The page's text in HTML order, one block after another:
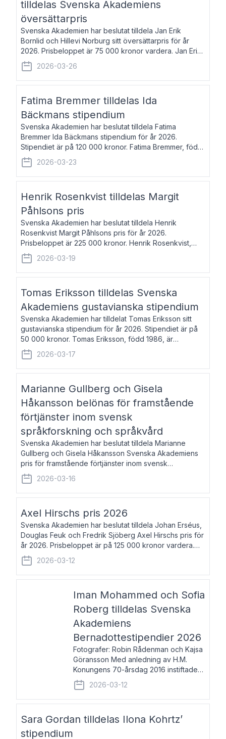
tilldelas Svenska Akademiens
översättarpris
Svenska Akademien har beslutat tilldela Jan Erik
Bornlid och Hillevi Norburg sitt översättarpris för år
2026. Prisbeloppet är 75 000 kronor vardera. Jan Erik
Bornlid, född 1947, är översättare från tyska. Han är
främst känd för sina översät
2026-03-26
Fatima Bremmer tilldelas Ida
Bäckmans stipendium
Svenska Akademien har beslutat tilldela Fatima
Bremmer Ida Bäckmans stipendium för år 2026.
Stipendiet är på 120 000 kronor. Fatima Bremmer, född
1977, är journalist och författare. Hon utkom i fjol med
boken Ligan. Klarakvarterens blodsyst
2026-03-23
Henrik Rosenkvist tilldelas Margit
Påhlsons pris
Svenska Akademien har beslutat tilldela Henrik
Rosenkvist Margit Påhlsons pris för år 2026.
Prisbeloppet är 225 000 kronor. Henrik Rosenkvist,
född 1965, är professor i nordiska språk vid Göteborgs
universitet. Han disputerade 2004 på avhan
2026-03-19
Tomas Eriksson tilldelas Svenska
Akademiens gustavianska stipendium
Svenska Akademien har tilldelat Tomas Eriksson sitt
gustavianska stipendium för år 2026. Stipendiet är på
50 000 kronor. Tomas Eriksson, född 1986, är
projektledare inom marknadsföring och författare och
utkom i fjol med boken Syndabocken.
2026-03-17
Marianne Gullberg och Gisela
Håkansson belönas för framstående
förtjänster inom svensk
språkforskning och språkvård
Svenska Akademien har beslutat tilldela Marianne
Gullberg och Gisela Håkansson Svenska Akademiens
pris för framstående förtjänster inom svensk
språkforskning och språkvård till minne av Carl Gabriel
och Karin Forsberg för år 2026. Prissumma
2026-03-16
Axel Hirschs pris 2026
Svenska Akademien har beslutat tilldela Johan Erséus,
Douglas Feuk och Fredrik Sjöberg Axel Hirschs pris för
år 2026. Prisbeloppet är på 125 000 kronor vardera.
Johan Erséus, född 1959, är fackboksförfattare och
journalist med mångårigt för
2026-03-12
Iman Mohammed och Sofia
Roberg tilldelas Svenska
Akademiens
Bernadottestipendier 2026
Fotografer: Robin Rådenman och Kajsa
Göransson Med anledning av H.M.
Konungens 70-årsdag 2016 instiftade
fem av de kungliga akademierna det så
kallade Bernadotteprogrammet med
syfte att genom stipendier erbjuda stöd
2026-03-12
Sara Gordan tilldelas Ilona Kohrtz’
stipendium